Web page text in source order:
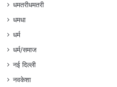
धमतरीधमतरी
धमधा
धर्म
धर्म/समाज
नई दिल्ली
नवकेशा